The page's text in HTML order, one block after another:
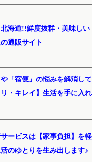
海道!!鮮度抜群・美味しい
通販サイト
や「宿便」の悩みを解消して
リ・キレイ】生活を手に入れ
ービスは【家事負担】を軽
のゆとりを生み出します♪